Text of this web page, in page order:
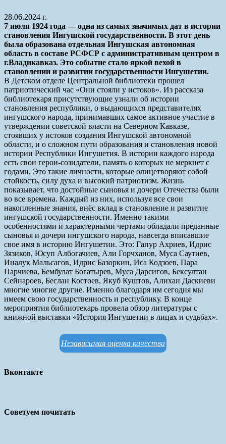
28.06.2024 г.
7 июля 1924 года — одна из самых значимых дат в истории
становления Ингушской государственности. В этот день
была образована отдельная Ингушская автономная
область в составе РСФСР с административным центром в
г.Владикавказ. Это событие стало яркой вехой в
становлении и развитии государственности Ингушетии.
В Детском отделе Центральной библиотеки прошел
патриотический час «Они стояли у истоков». Из рассказа
библиотекаря присутствующие узнали об истории
становления республики, о выдающихся представителях
ингушского народа, принимавших самое активное участие в
утверждении советской власти на Северном Кавказе,
стоявших у истоков создания Ингушской автономной
области, и о сложном пути образования и становления новой
истории Республики Ингушетия. В истории каждого народа
есть свои герои-созидатели, память о которых не меркнет с
годами. Это такие личности, которые олицетворяют собой
стойкость, силу духа и высокий патриотизм. Жизнь
показывает, что достойные сыновья и дочери Отечества были
во все времена. Каждый из них, используя все свои
накопленные знания, внёс вклад в становление и развитие
ингушской государственности. Именно такими
особенностями и характерными чертами обладали преданные
сыновья и дочери ингушского народа, навсегда вписавшие
свое имя в историю Ингушетии. Это: Гапур Ахриев, Идрис
Зязиков, Юсуп Албогачиев, Али Горчханов, Муса Саутиев,
Иналук Мальсагов, Идрис Базоркин, Иса Кодзоев, Пара
Парчиева, Бембулат Богатырев, Муса Дарсигов, Бексултан
Сейнароев, Беслан Костоев, Якуб Куштов, Алихан Даскиеви
многие многие другие. Именно благодаря им сегодня мы
имеем свою государственность и республику. В конце
мероприятия библиотекарь провела обзор литературы с
книжной выставки «История Ингушетии в лицах и судьбах».
Независимая оценка качества
Вконтакте
Советуем почитать